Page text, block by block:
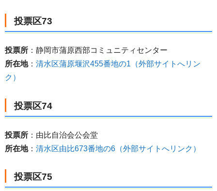
投票区73
投票所 ：静岡市蒲原西部コミュニティセンター
所在地： 清水区蒲原堰沢455番地の1（外部サイトへリン
ク）
投票区74
投票所 ：由比自治会公会堂
所在地： 清水区由比673番地の6（外部サイトへリンク）
投票区75